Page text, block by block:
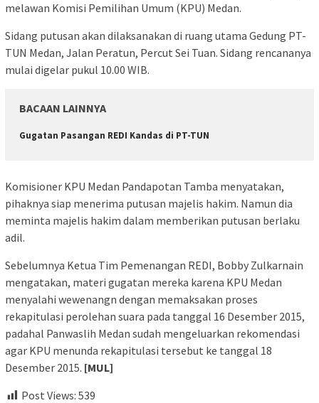
melawan Komisi Pemilihan Umum (KPU) Medan.
Sidang putusan akan dilaksanakan di ruang utama Gedung PT-
TUN Medan, Jalan Peratun, Percut Sei Tuan. Sidang rencananya
mulai digelar pukul 10.00 WIB.
BACAAN LAINNYA
Gugatan Pasangan REDI Kandas di PT-TUN
Komisioner KPU Medan Pandapotan Tamba menyatakan,
pihaknya siap menerima putusan majelis hakim. Namun dia
meminta majelis hakim dalam memberikan putusan berlaku
adil.
Sebelumnya Ketua Tim Pemenangan REDI, Bobby Zulkarnain
mengatakan, materi gugatan mereka karena KPU Medan
menyalahi wewenangn dengan memaksakan proses
rekapitulasi perolehan suara pada tanggal 16 Desember 2015,
padahal Panwaslih Medan sudah mengeluarkan rekomendasi
agar KPU menunda rekapitulasi tersebut ke tanggal 18
Desember 2015. [MUL]
Post Views: 539